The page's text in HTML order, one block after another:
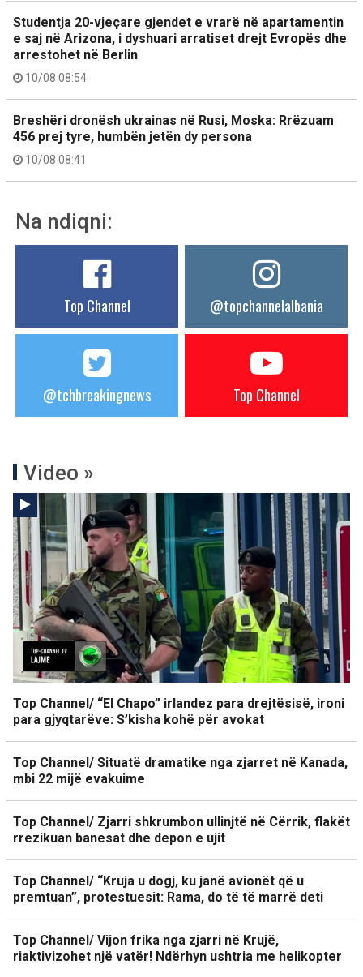
Studentja 20-vjeçare gjendet e vrarë në apartamentin
e saj në Arizona, i dyshuari arratiset drejt Evropës dhe
arrestohet në Berlin
10/08 08:54
Breshëri dronësh ukrainas në Rusi, Moska: Rrëzuam
456 prej tyre, humbën jetën dy persona
10/08 08:41
Na ndiqni:
Top Channel @topchannelalbania
@tchbreakingnews Top Channel
Video »
Top Channel/ “El Chapo” irlandez para drejtësisë, ironi
para gjyqtarëve: S’kisha kohë për avokat
Top Channel/ Situatë dramatike nga zjarret në Kanada,
mbi 22 mijë evakuime
Top Channel/ Zjarri shkrumbon ullinjtë në Cërrik, flakët
rrezikuan banesat dhe depon e ujit
Top Channel/ “Kruja u dogj, ku janë avionët që u
premtuan”, protestuesit: Rama, do të të marrë deti
Top Channel/ Vijon frika nga zjarri në Krujë,
riaktivizohet një vatër! Ndërhyn ushtria me helikopter